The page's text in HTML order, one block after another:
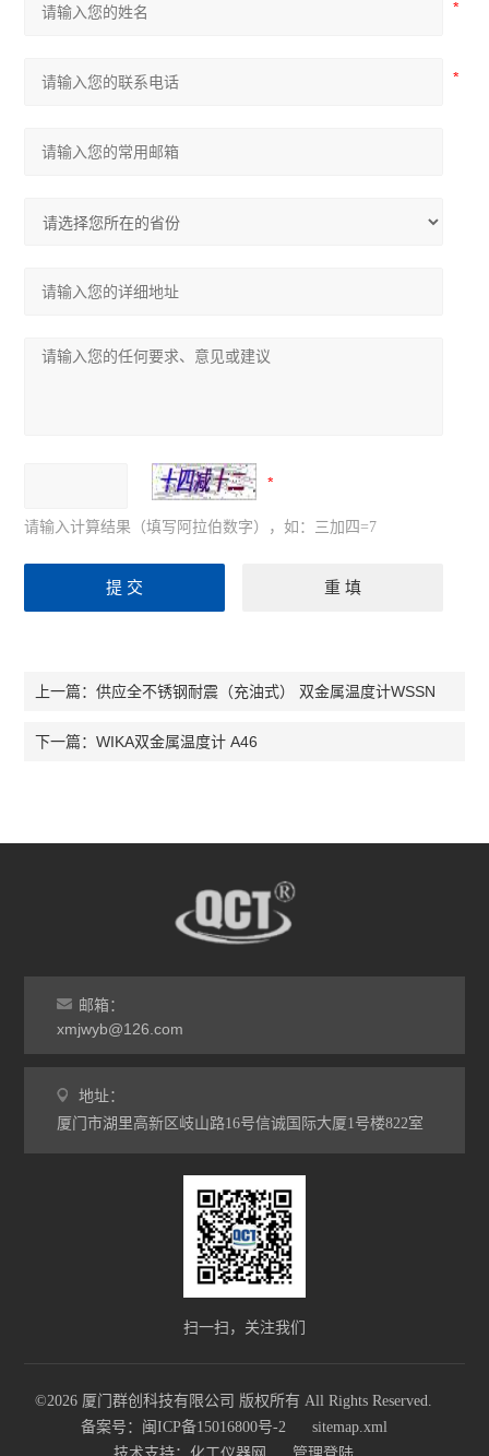
请输入计算结果（填写阿拉伯数字），如：三加四=7
上一篇：供应全不锈钢耐震（充油式） 双金属温度计WSSN
下一篇：WIKA双金属温度计 A46
邮箱：
xmjwyb@126.com
地址：
厦门市湖里高新区岐山路16号信诚国际大厦1号楼822室
扫一扫，关注我们
©2026 厦门群创科技有限公司 版权所有 All Rights Reserved.
备案号：闽ICP备15016800号-2
sitemap.xml